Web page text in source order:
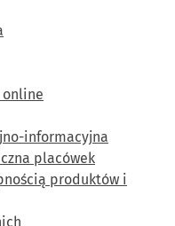
online
informacyjna
placówek
produktów i